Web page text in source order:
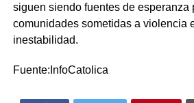
siguen siendo fuentes de esperanza
comunidades sometidas a violencia
inestabilidad.
Fuente:InfoCatolica